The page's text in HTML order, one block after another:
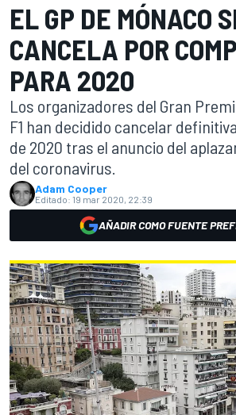
EL GP DE MÓNACO
CANCELA POR
PARA 2020
Los organizadores del Gran
F1 han decidido cancelar
de 2020 tras el anuncio del
del coronavirus.
Adam Cooper
Editado: 19 mar 2020, 22:39
AÑADIR COMO FUENTE